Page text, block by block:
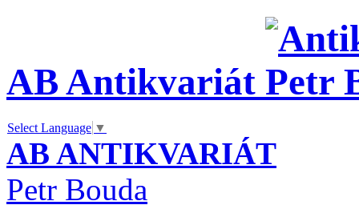
AB Antikvariát
Select Language ▼
AB ANTIKVARIÁT
Petr Bouda